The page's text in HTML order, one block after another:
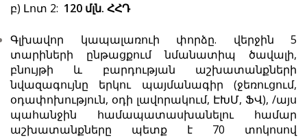
բ) Լոտ 2: 120 մլն. ՀՀԴ
Գլխավոր կապալառուի փորձը. վերջին 5
տարիների ընթացքում նմանատիպ ծավալի,
բնույթի և բարդության աշխատանքների
նվազագույնը երկու պայմանագիր (ջեռուցում,
օդափոխություն, օդի լավորակում, ԷԽՄ, ՖՎ), /այս
պահանջին համապատասխանելու համար
աշխատանքները պետք է 70 տոկոսով